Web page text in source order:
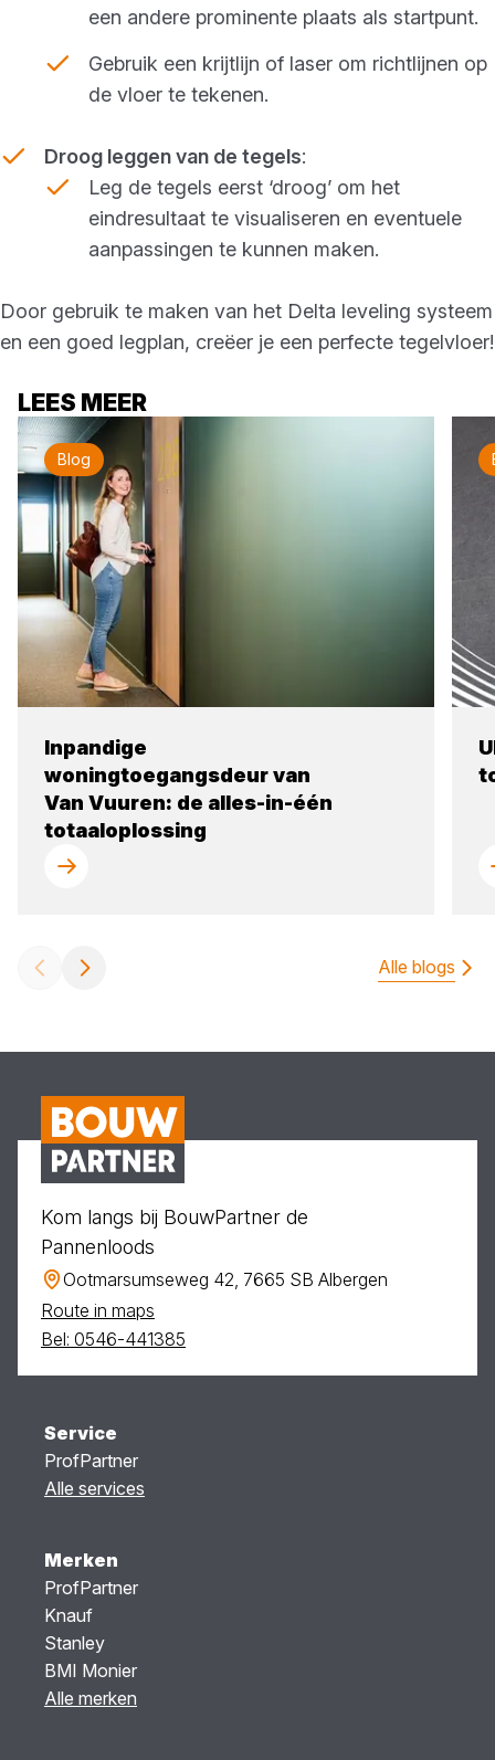
een andere prominente plaats als startpunt.
Gebruik een krijtlijn of laser om richtlijnen op
de vloer te tekenen.
Droog leggen van de tegels:
Leg de tegels eerst ‘droog’ om het
eindresultaat te visualiseren en eventuele
aanpassingen te kunnen maken.
Door gebruik te maken van het Delta leveling systeem
en een goed legplan, creëer je een perfecte tegelvloer!
LEES MEER
Blog
Inpandige
woningtoegangsdeur van
Van Vuuren: de alles-in-één
totaaloplossing
Alle blogs
Kom langs bij BouwPartner de
Pannenloods
Ootmarsumseweg 42, 7665 SB Albergen
Route in maps
Bel: 0546-441385
Service
ProfPartner
Alle services
Merken
ProfPartner
Knauf
Stanley
BMI Monier
Alle merken